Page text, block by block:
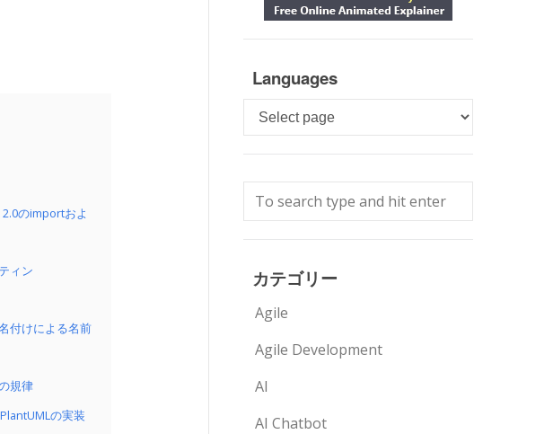
のimportおよ
ィン
付けによる名前
規律
の実装
Languages
Languages
カテゴリー
Agile
Agile Development
AI
AI Chatbot